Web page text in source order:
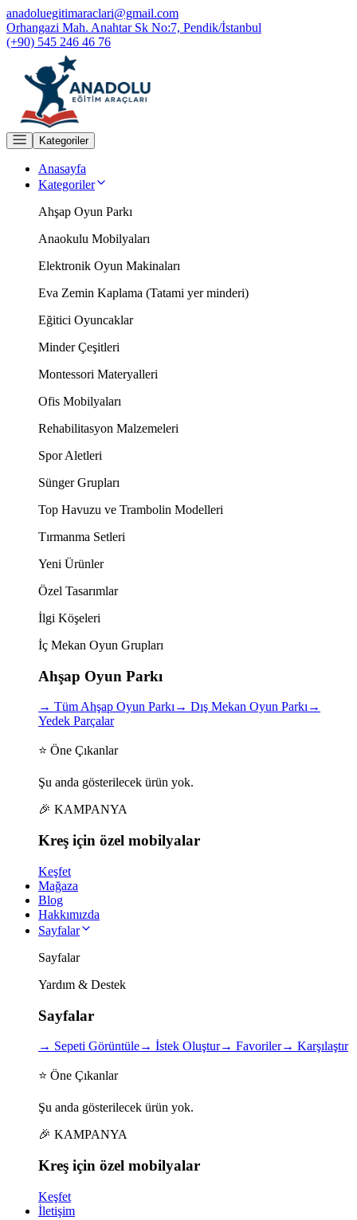
anadoluegitimaraclari@gmail.com
Orhangazi Mah. Anahtar Sk No:7, Pendik/İstanbul
(+90) 545 246 46 76
Kategoriler
Anasayfa
Kategoriler
Ahşap Oyun Parkı
Anaokulu Mobilyaları
Elektronik Oyun Makinaları
Eva Zemin Kaplama (Tatami yer minderi)
Eğitici Oyuncaklar
Minder Çeşitleri
Montessori Materyalleri
Ofis Mobilyaları
Rehabilitasyon Malzemeleri
Spor Aletleri
Sünger Grupları
Top Havuzu ve Trambolin Modelleri
Tırmanma Setleri
Yeni Ürünler
Özel Tasarımlar
İlgi Köşeleri
İç Mekan Oyun Grupları
Ahşap Oyun Parkı
→ Tüm Ahşap Oyun Parkı→ Dış Mekan Oyun Parkı→
Yedek Parçalar
⭐ Öne Çıkanlar
Şu anda gösterilecek ürün yok.
🎉 KAMPANYA
Kreş için özel mobilyalar
Keşfet
Mağaza
Blog
Hakkımızda
Sayfalar
Sayfalar
Yardım & Destek
Sayfalar
→ Sepeti Görüntüle→ İstek Oluştur→ Favoriler→ Karşılaştır
⭐ Öne Çıkanlar
Şu anda gösterilecek ürün yok.
🎉 KAMPANYA
Kreş için özel mobilyalar
Keşfet
İletişim